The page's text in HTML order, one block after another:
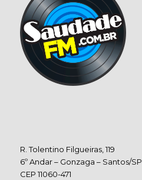
R. Tolentino Filgueiras, 119
6º Andar – Gonzaga – Santos/SP
CEP 11060-471